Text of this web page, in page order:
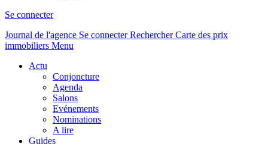
Se connecter
Journal de l'agence Se connecterRechercher Carte des prix
immobiliers Menu
Actu
Conjoncture
Agenda
Salons
Evénements
Nominations
A lire
Guides